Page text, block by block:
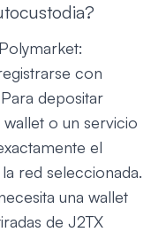
con
depositar
o un servicio
el
red seleccionada.
una wallet
de J2TX